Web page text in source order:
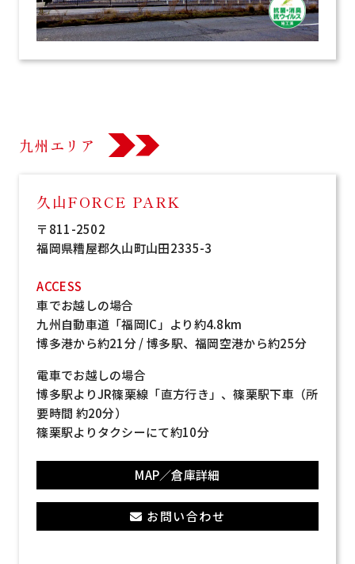
九州エリア
久山FORCE PARK
〒811-2502
福岡県糟屋郡久山町山田2335-3
ACCESS
車でお越しの場合
九州自動車道「福岡IC」より約4.8km
博多港から約21分 / 博多駅、福岡空港から約25分
電車でお越しの場合
博多駅よりJR篠栗線「直方行き」、篠栗駅下車（所
要時間 約20分）
篠栗駅よりタクシーにて約10分
MAP／倉庫詳細
お問い合わせ